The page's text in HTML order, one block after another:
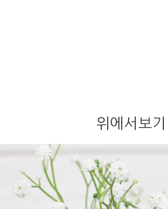
위에서보기